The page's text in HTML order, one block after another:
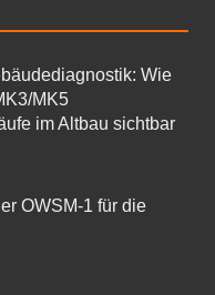
Wie
MK5
im Altbau sichtbar
OWSM‑1 für die